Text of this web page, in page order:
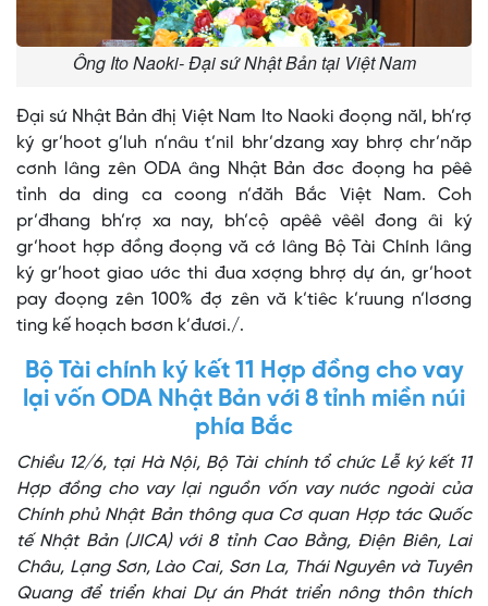
Ông Ito Naoki- Đại sứ Nhật Bản tại Việt Nam
Đại sứ Nhật Bản đhị Việt Nam Ito Naoki đoọng năl, bh’rợ
ký gr’hoot g’luh n’nâu t’nil bhr’dzang xay bhrợ chr’năp
cơnh lâng zên ODA âng Nhật Bản đơc đoọng ha pêê
tỉnh da ding ca coong n’đăh Bắc Việt Nam. Coh
pr’đhang bh’rợ xa nay, bh’cộ apêê vêêl đong âi ký
gr’hoot hợp đồng đoọng vă cớ lâng Bộ Tài Chính lâng
ký gr’hoot giao ước thi đua xơợng bhrợ dự án, gr’hoot
pay đoọng zên 100% đợ zên vă k’tiêc k’ruung n’lơơng
ting kế hoạch bơơn k’đươi./.
Bộ Tài chính ký kết 11 Hợp đồng cho vay
lại vốn ODA Nhật Bản với 8 tỉnh miền núi
phía Bắc
Chiều 12/6, tại Hà Nội, Bộ Tài chính tổ chức Lễ ký kết 11
Hợp đồng cho vay lại nguồn vốn vay nước ngoài của
Chính phủ Nhật Bản thông qua Cơ quan Hợp tác Quốc
tế Nhật Bản (JICA) với 8 tỉnh Cao Bằng, Điện Biên, Lai
Châu, Lạng Sơn, Lào Cai, Sơn La, Thái Nguyên và Tuyên
Quang để triển khai Dự án Phát triển nông thôn thích